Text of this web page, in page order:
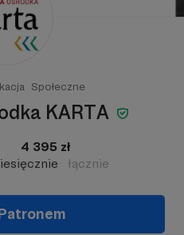
Społeczne
KARTA
4 395 zł
łącznie